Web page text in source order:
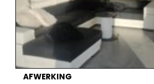
AFWERKING